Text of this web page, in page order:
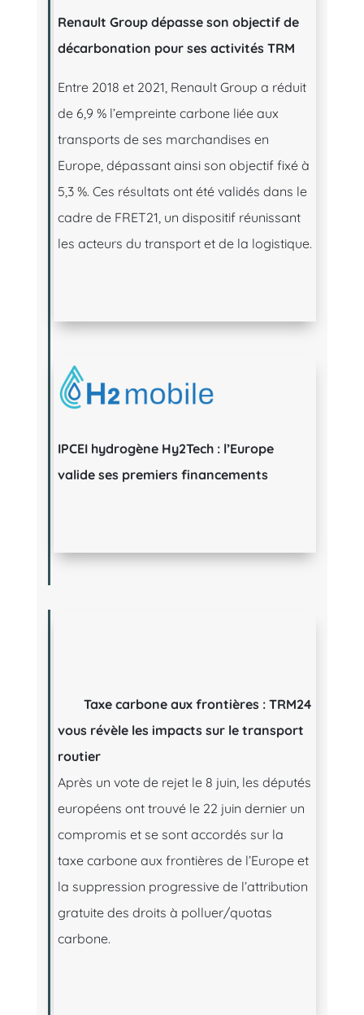
Renault Group dépasse son objectif de
décarbonation pour ses activités TRM
Entre 2018 et 2021, Renault Group a réduit
de 6,9 % l’empreinte carbone liée aux
transports de ses marchandises en
Europe, dépassant ainsi son objectif fixé à
5,3 %. Ces résultats ont été validés dans le
cadre de FRET21, un dispositif réunissant
les acteurs du transport et de la logistique.
IPCEI hydrogène Hy2Tech : l’Europe
valide ses premiers financements
Taxe carbone aux frontières : TRM24
vous révèle les impacts sur le transport
routier
Après un vote de rejet le 8 juin, les députés
européens ont trouvé le 22 juin dernier un
compromis et se sont accordés sur la
taxe carbone aux frontières de l’Europe et
la suppression progressive de l’attribution
gratuite des droits à polluer/quotas
carbone.